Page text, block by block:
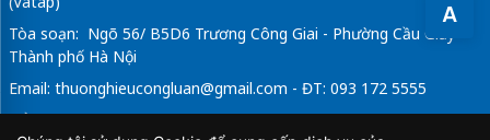
A
Tòa soạn: Ngõ 56/ B5D6 Trương Công Giai - Phường Cầu Giấy -
Thành phố Hà Nội
Email: thuonghieucongluan@gmail.com - ĐT: 093 172 5555
Tổng Biên Tập: Vũ Đức Thuận